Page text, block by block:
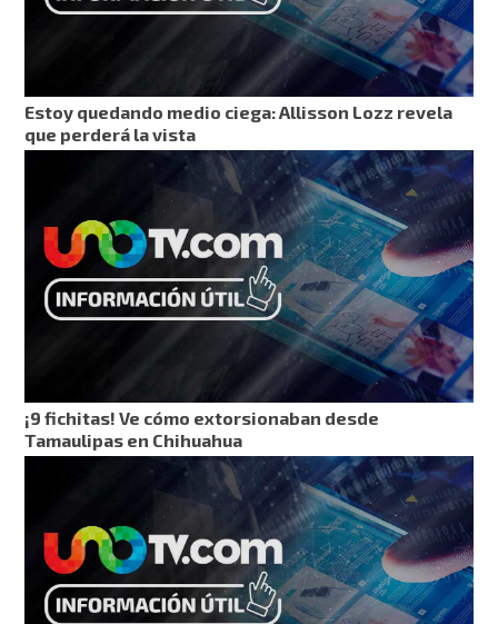
Estoy quedando medio ciega: Allisson Lozz revela
que perderá la vista
¡9 fichitas! Ve cómo extorsionaban desde
Tamaulipas en Chihuahua